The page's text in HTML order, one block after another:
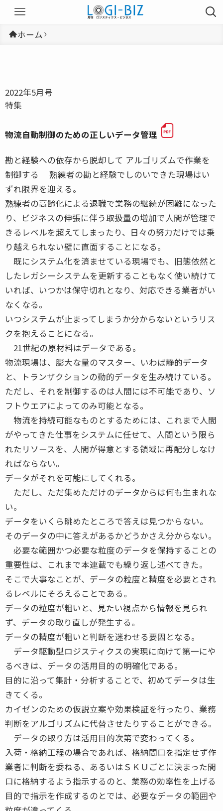
ホーム
2022年5月号
特集
物流自動制御のための正しいデータ管理
勘と経験への依存から脱却して アルゴリズムで作業を
制御する 熟練者の勘と経験でしのいできた現場はい
ずれ限界を迎える。
熟練者の高齢化による退職で業務の継続が困難になった
り、ビジネスの伸張に伴う取扱量の増加で人間が管理で
きるレベルを超えてしまったり、日々の努力だけでは乗
り越えられない壁に直面することになる。
既にシステム化を済ませている現場でも、旧態依然と
したレガシーシステムを更新することもなく使い続けて
いれば、いつかは保守切れとなり、対応できる業者がい
なくなる。
いつシステムが止まってしまうか分からないというリス
クを抱えることになる。
21世紀の原材料はデータである。
物流現場は、膨大な量のマスター、いわば静的データ
と、トランザクションの動的データを生み続けている。
ただし、それを制御するのは人間には不可能であり、ソ
フトウエアによってのみ可能となる。
物流を持続可能なものとするためには、これまで人間
がやってきた仕事をシステムに任せて、人間という限ら
れたリソースを、人間が得意とする領域に再配分しなけ
ればならない。
データがそれを可能にしてくれる。
ただし、ただ集めただけのデータからは何も生まれな
い。
データをいくら眺めたところで答えは見つからない。
そのデータの中に答えがあるかどうかさえ分からない。
必要な範囲かつ必要な粒度のデータを保持することの
重要性は、これまで本連載でも繰り返し述べてきた。
そこで大事なことが、データの粒度と精度を必要とされ
るレベルにそろえることである。
データの粒度が粗いと、見たい視点から情報を見られ
ず、データの取り直しが発生する。
データの精度が粗いと判断を迷わせる要因となる。
データ駆動型ロジスティクスの実現に向けて第一にや
るべきは、データの活用目的の明確化である。
目的に沿って集計・分析することで、初めてデータは生
きてくる。
カイゼンのための仮説立案や効果検証を行ったり、業務
判断をアルゴリズムに代替させたりすることができる。
データの取り方は活用目的次第で変わってくる。
入荷・格納工程の場合であれば、格納間口を指定せず作
業者に判断を委ねる、あるいはＳＫＵごとに決まった間
口に格納するよう指示するのと、業務の効率性を上げる
目的で指示を作成するのとでは、必要なデータの範囲や